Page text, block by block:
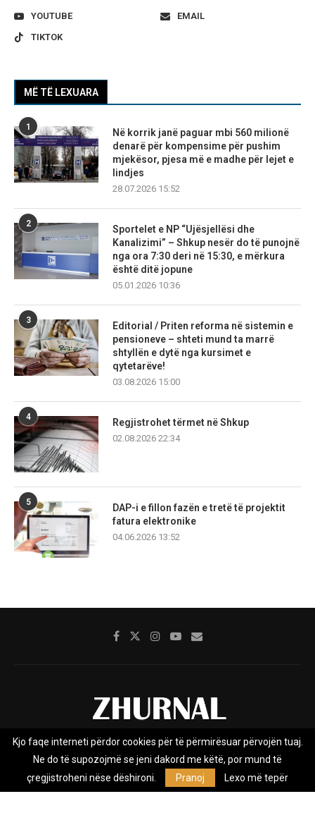
YOUTUBE
EMAIL
TIKTOK
MË TË LEXUARA
1
Në korrik janë paguar mbi 560 milionë
denarë për kompensime për pushim
mjekësor, pjesa më e madhe për lejet e
lindjes
28.07.2026 15:52
2
Sportelet e NP “Ujësjellësi dhe
Kanalizimi” – Shkup nesër do të punojnë
nga ora 7:30 deri në 15:30, e mërkura
është ditë jopune
05.01.2026 10:36
3
Editorial / Priten reforma në sistemin e
pensioneve – shteti mund ta marrë
shtyllën e dytë nga kursimet e
qytetarëve!
03.08.2026 15:00
4
Regjistrohet tërmet në Shkup
02.08.2026 22:34
5
DAP-i e fillon fazën e tretë të projektit
fatura elektronike
04.06.2026 13:52
Rreth nesh Impresumi Marketing
Kontakt
Privacy Policy
Zhurnal.mk është Agjenci e Lajmeve e pavarur, e themeluar në vitin
Kjo faqe interneti përdor cookies për të përmirësuar përvojën tuaj.
Ne do të supozojmë se jeni dakord me këtë, por mund të
çregjistroheni nëse dëshironi.
Pranoj Lexo më tepër